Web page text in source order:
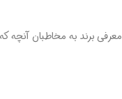
معرفی برند به مخاطبان آنچه